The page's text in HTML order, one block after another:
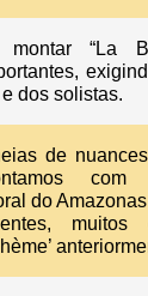
“La
dos solistas.
de
do